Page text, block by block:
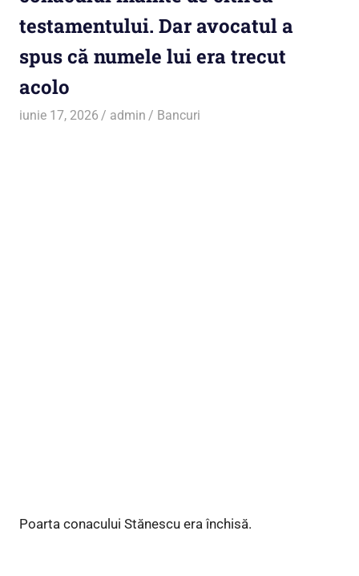
testamentului. Dar avocatul a
spus că numele lui era trecut
acolo
iunie 17, 2026 admin Bancuri
Poarta conacului Stănescu era închisă.